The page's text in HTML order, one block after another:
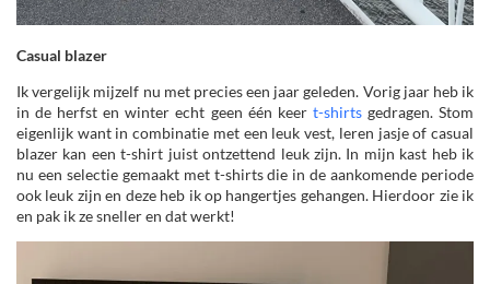
Casual blazer
Ik vergelijk mijzelf nu met precies een jaar geleden. Vorig jaar heb ik
in de herfst en winter echt geen één keer t-shirtsgedragen. Stom
eigenlijk want in combinatie met een leuk vest, leren jasje of casual
blazer kan een t-shirt juist ontzettend leuk zijn. In mijn kast heb ik
nu een selectie gemaakt met t-shirts die in de aankomende periode
ook leuk zijn en deze heb ik op hangertjes gehangen. Hierdoor zie ik
en pak ik ze sneller en dat werkt!